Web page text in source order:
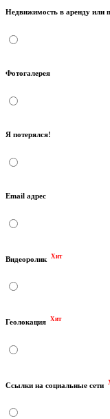
Недвижимость в аренду или
Фотогалерея
Я потерялся!
Email адрес
Видеоролик Хит
Геолокация Хит
Ссылки на социальные сети